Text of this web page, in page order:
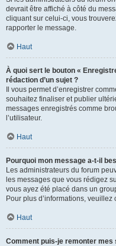
devrait être affiché à côté du
cliquant sur celui-ci, vous
rapporter le message.
Haut
À quoi sert le bouton «
rédaction d’un sujet ?
Il vous permet d’enregistrer
souhaitez finaliser et publier
messages enregistrés comme
l’utilisateur.
Haut
Pourquoi mon message a-t-il
Les administrateurs du forum
les messages que vous rédigez
vous ayez été placé dans un
Pour plus d’informations,
Haut
Comment puis-je remonter mes